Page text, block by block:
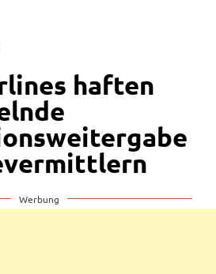
haften
Werbung